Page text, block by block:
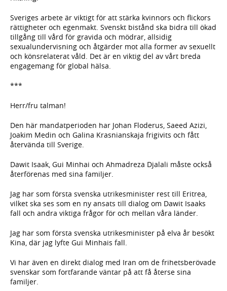
Sveriges arbete är viktigt för att stärka kvinnors och flickors
rättigheter och egenmakt. Svenskt bistånd ska bidra till ökad
tillgång till vård för gravida och mödrar, allsidig
sexualundervisning och åtgärder mot alla former av sexuellt
och könsrelaterat våld. Det är en viktig del av vårt breda
engagemang för global hälsa.
***
Herr/fru talman!
Den här mandatperioden har Johan Floderus, Saeed Azizi,
Joakim Medin och Galina Krasnianskaja frigivits och fått
återvända till Sverige.
Dawit Isaak, Gui Minhai och Ahmadreza Djalali måste också
återförenas med sina familjer.
Jag har som första svenska utrikesminister rest till Eritrea,
vilket ska ses som en ny ansats till dialog om Dawit Isaaks
fall och andra viktiga frågor för och mellan våra länder.
Jag har som första svenska utrikesminister på elva år besökt
Kina, där jag lyfte Gui Minhais fall.
Vi har även en direkt dialog med Iran om de frihetsberövade
svenskar som fortfarande väntar på att få återse sina
familjer.